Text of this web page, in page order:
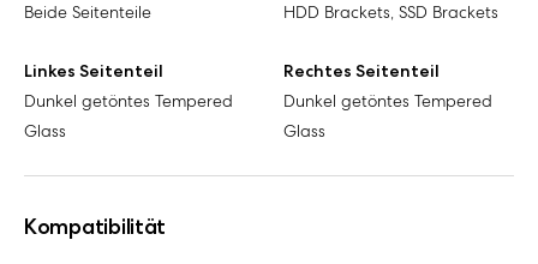
Beide Seitenteile
HDD Brackets, SSD Brackets
Linkes Seitenteil
Dunkel getöntes Tempered
Glass
Rechtes Seitenteil
Dunkel getöntes Tempered
Glass
Kompatibilität